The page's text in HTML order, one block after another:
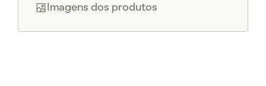
Imagens dos produtos